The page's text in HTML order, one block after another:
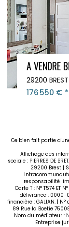
29200 BREST
54 000 €
Ce bien fait partie
Affichage des
sociale : PIERRES DE
29200 Brest |
responsabilité
Carte T : N° T574 ET
délivrance : 0000-
financière : GALIAN. |
89 Rue la Boetie
Nom du médiateur :
Entreprise